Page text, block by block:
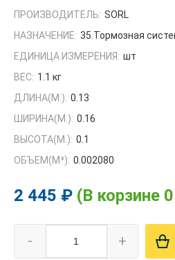
ПРОИЗВОДИТЕЛЬ: SORL
НАЗНАЧЕНИЕ: 35.Тормозная
ЕДИНИЦА ИЗМЕРЕНИЯ: шт
ВЕС: 1.1 кг
ДЛИНА(М.): 0.13
ШИРИНА(М.): 0.16
ВЫСОТА(М.): 0.1
ОБЪЕМ(M³): 0.002080
2 445 ₽ (В корзине
- +